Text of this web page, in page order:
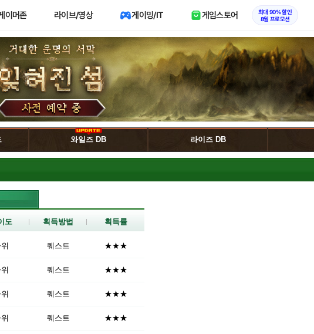
이머존 라이브/영상 게이밍/IT 게임스토어
최대 90% 할인
8월 프로모션
와일즈 DB 라이즈 DB
도 획득방법 획득률
퀘스트 ★★★
퀘스트 ★★★
퀘스트 ★★★
퀘스트 ★★★